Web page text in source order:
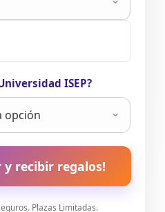
ISEP?
y recibir regalos!
Plazas Limitadas.